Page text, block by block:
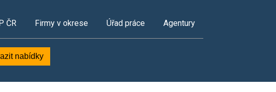
ČR Firmy v okrese Úřad práce Agentury
nabídky